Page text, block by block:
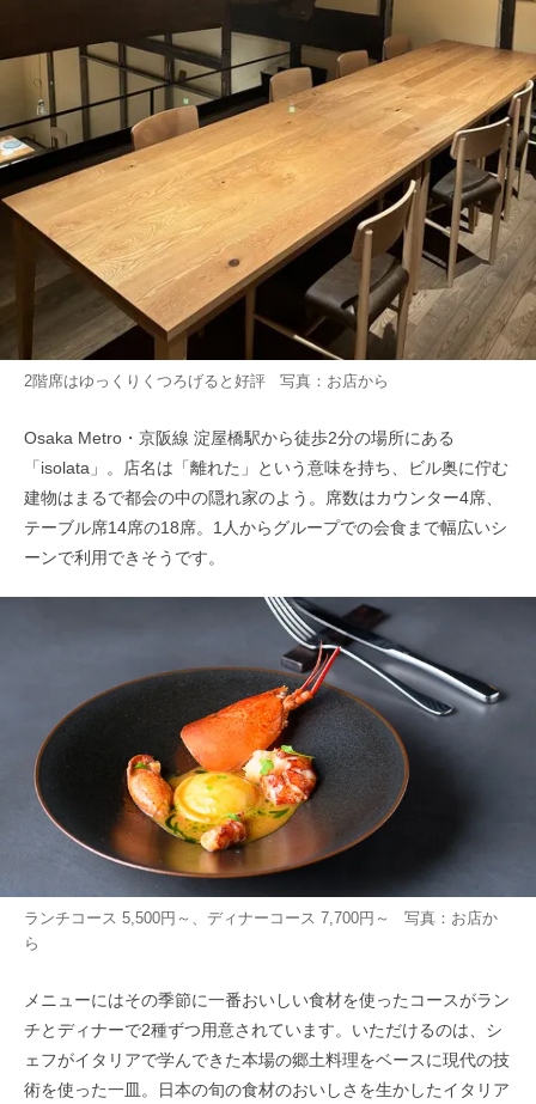
2階席はゆっくりくつろげると好評 写真：お店から
Osaka Metro・京阪線 淀屋橋駅から徒歩2分の場所にある
「isolata」。店名は「離れた」という意味を持ち、ビル奥に佇む
建物はまるで都会の中の隠れ家のよう。席数はカウンター4席、
テーブル席14席の18席。1人からグループでの会食まで幅広いシ
ーンで利用できそうです。
ランチコース 5,500円～、ディナーコース 7,700円～ 写真：お店か
ら
メニューにはその季節に一番おいしい食材を使ったコースがラン
チとディナーで2種ずつ用意されています。いただけるのは、シ
ェフがイタリアで学んできた本場の郷土料理をベースに現代の技
術を使った一皿。日本の旬の食材のおいしさを生かしたイタリア